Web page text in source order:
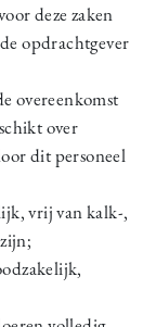
deze zaken
opdrachtgever
overeenkomst
over
dit personeel
vrij van kalk-,